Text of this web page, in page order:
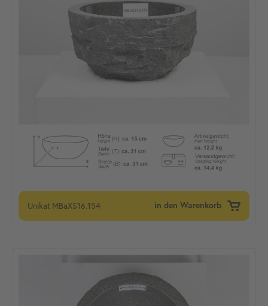
Unikat MBaXS16.154 in den Warenkorb